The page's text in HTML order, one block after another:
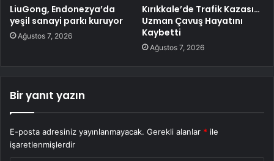
LiuGong, Endonezya’da
yeşil sanayi parkı kuruyor
Ağustos 7, 2026
Kırıkkale’de Trafik Kazası…
Uzman Çavuş Hayatını
Kaybetti
Ağustos 7, 2026
Bir yanıt yazın
E-posta adresiniz yayınlanmayacak. Gerekli alanlar * ile
işaretlenmişlerdir